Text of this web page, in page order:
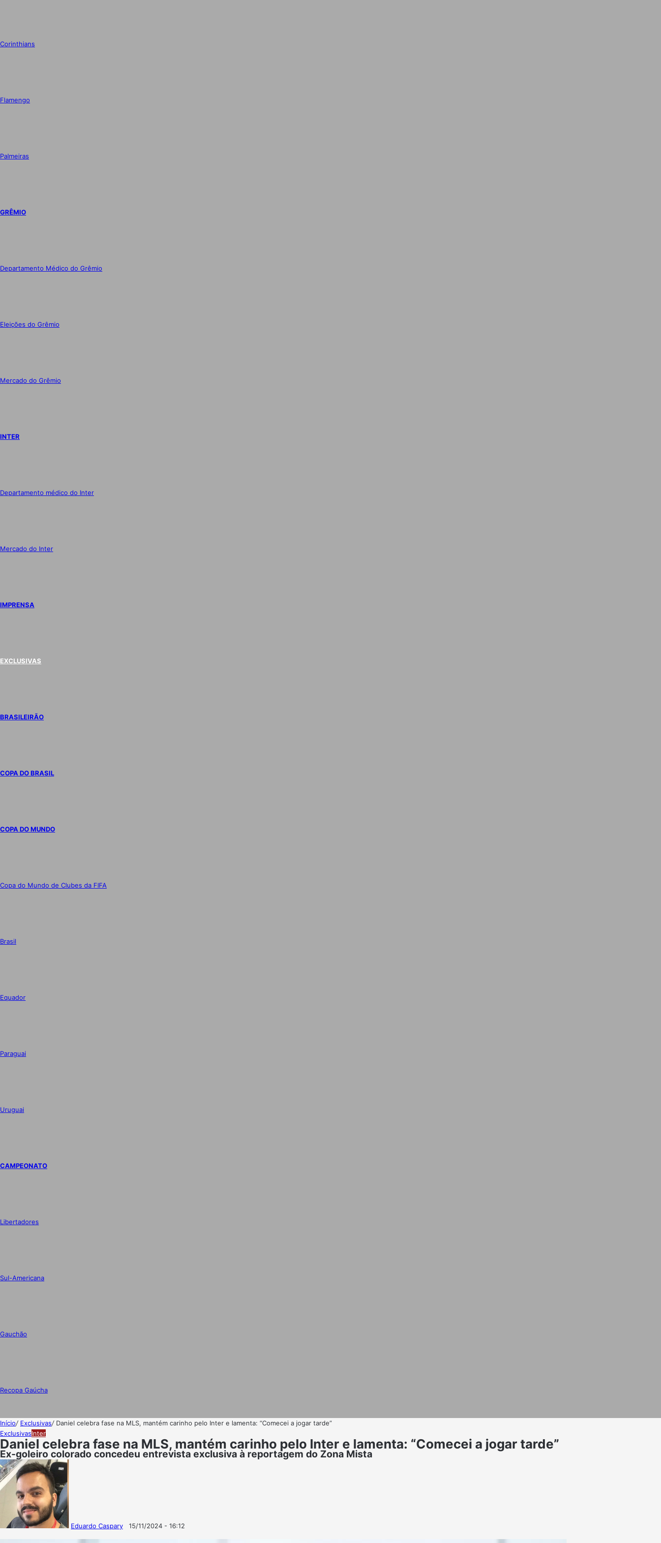
Corinthians
Flamengo
Palmeiras
GRÊMIO
Departamento Médico do Grêmio
Eleições do Grêmio
Mercado do Grêmio
INTER
Departamento médico do Inter
Mercado do Inter
IMPRENSA
EXCLUSIVAS
BRASILEIRÃO
COPA DO BRASIL
COPA DO MUNDO
Copa do Mundo de Clubes da FIFA
Brasil
Equador
Paraguai
Uruguai
CAMPEONATO
Libertadores
Sul-Americana
Gauchão
Recopa Gaúcha
Início/ Exclusivas/ Daniel celebra fase na MLS, mantém carinho pelo Inter e lamenta: “Comecei a jogar tarde”
ExclusivasInter
Daniel celebra fase na MLS, mantém carinho pelo Inter e lamenta: “Comecei a jogar tarde”
Ex-goleiro colorado concedeu entrevista exclusiva à reportagem do Zona Mista
Eduardo Caspary
15/11/2024 - 16:12